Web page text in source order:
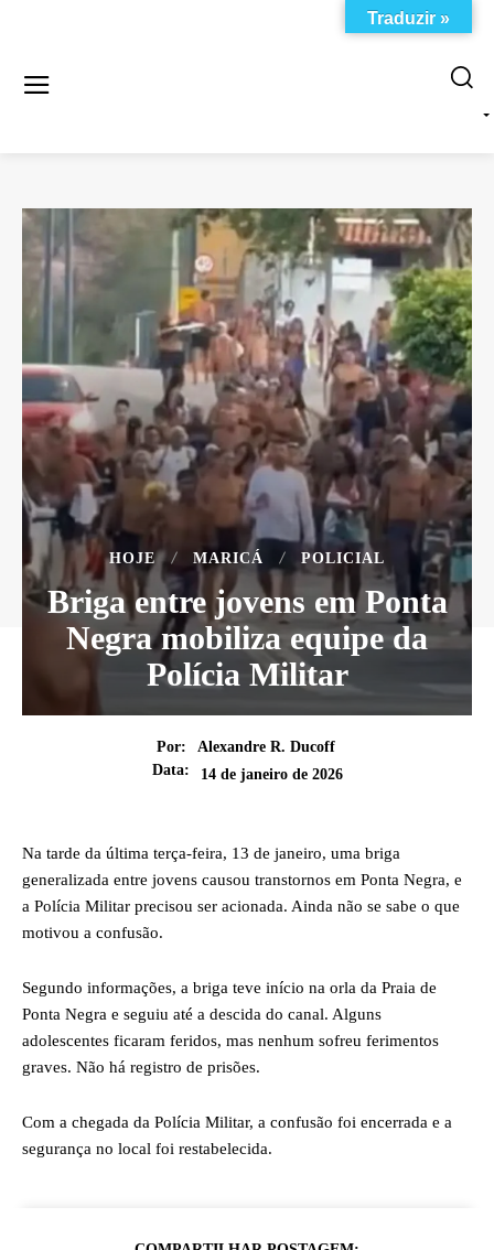
HOJE MARICÁ POLICIAL
Briga entre jovens em Ponta
Negra mobiliza equipe da
Polícia Militar
Por:
Alexandre R. Ducoff
Data:
14 de janeiro de 2026
Na tarde da última terça-feira, 13 de janeiro, uma briga
generalizada entre jovens causou transtornos em Ponta Negra, e
a Polícia Militar precisou ser acionada. Ainda não se sabe o que
motivou a confusão.
Segundo informações, a briga teve início na orla da Praia de
Ponta Negra e seguiu até a descida do canal. Alguns
adolescentes ficaram feridos, mas nenhum sofreu ferimentos
graves. Não há registro de prisões.
Com a chegada da Polícia Militar, a confusão foi encerrada e a
segurança no local foi restabelecida.
Traduzir »